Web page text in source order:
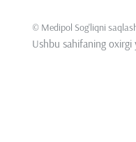
© Medipol Sog'liqni
Ushbu sahifaning oxirgi